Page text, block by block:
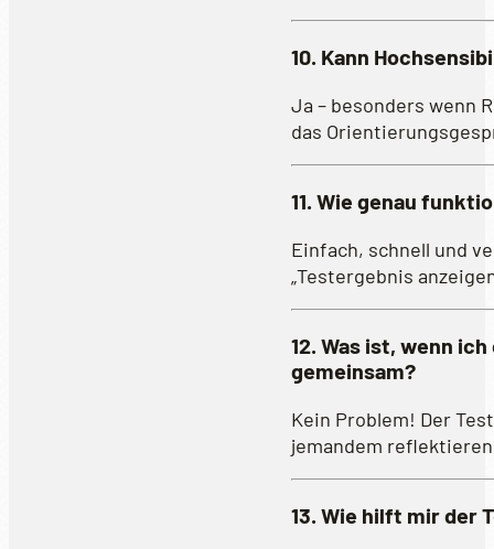
10. Kann
Ja – besonders wenn
das
11. Wie genau
Einfach, schnell und
„Testergebnis
12. Was ist, wenn
gemeinsam?
Kein Problem! Der
jemandem
13. Wie hilft mir der